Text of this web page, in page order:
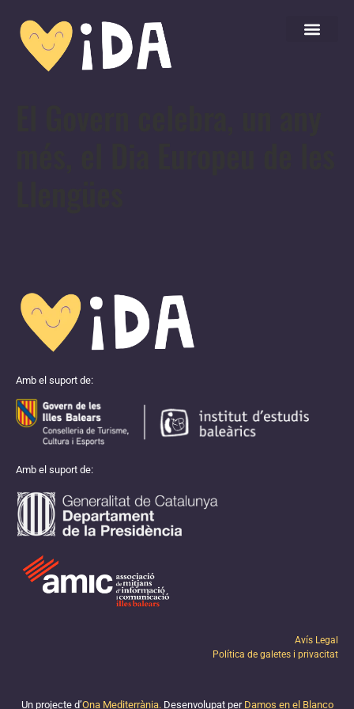
Amb el suport de:
Amb el suport de:
Avís Legal
Política de galetes i privacitat
Un projecte d’Ona Mediterrània. Desenvolupat per Damos en el Blanco